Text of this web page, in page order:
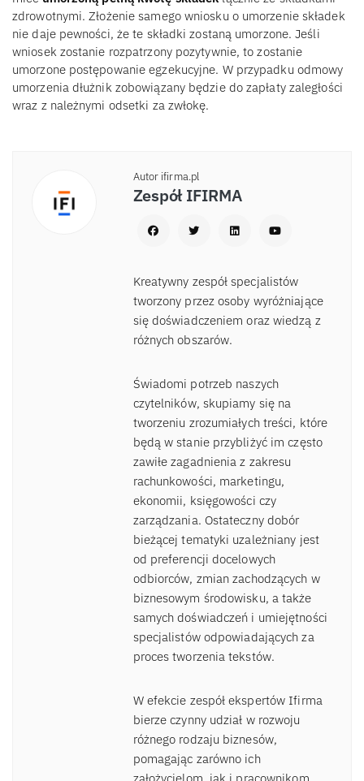
zdrowotnymi. Złożenie samego wniosku o umorzenie składek
nie daje pewności, że te składki zostaną umorzone. Jeśli
wniosek zostanie rozpatrzony pozytywnie, to zostanie
umorzone postępowanie egzekucyjne. W przypadku odmowy
umorzenia dłużnik zobowiązany będzie do zapłaty zaległości
wraz z należnymi odsetki za zwłokę.
Autor ifirma.pl
Zespół IFIRMA
Kreatywny zespół specjalistów
tworzony przez osoby wyróżniające
się doświadczeniem oraz wiedzą z
różnych obszarów.
Świadomi potrzeb naszych
czytelników, skupiamy się na
tworzeniu zrozumiałych treści, które
będą w stanie przybliżyć im często
zawiłe zagadnienia z zakresu
rachunkowości, marketingu,
ekonomii, księgowości czy
zarządzania. Ostateczny dobór
bieżącej tematyki uzależniany jest
od preferencji docelowych
odbiorców, zmian zachodzących w
biznesowym środowisku, a także
samych doświadczeń i umiejętności
specjalistów odpowiadających za
proces tworzenia tekstów.
W efekcie zespół ekspertów Ifirma
bierze czynny udział w rozwoju
różnego rodzaju biznesów,
pomagając zarówno ich